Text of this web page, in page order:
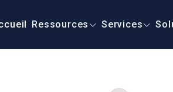
Ressources Services